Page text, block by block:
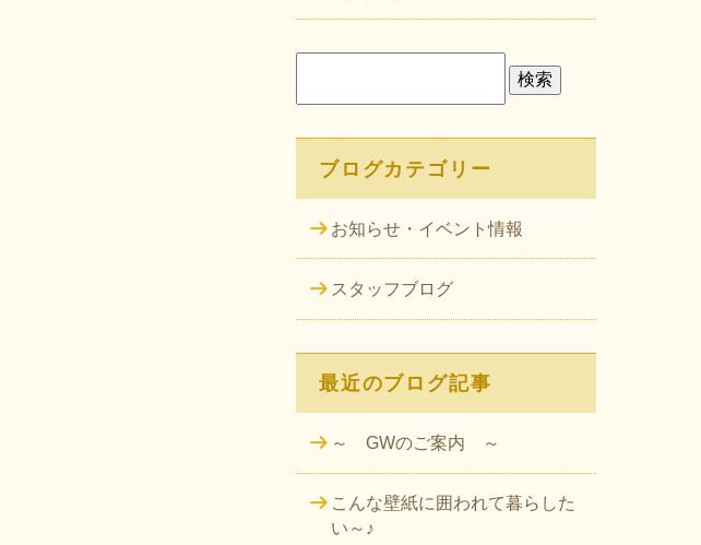
ブログカテゴリー
お知らせ・イベント情報
スタッフブログ
最近のブログ記事
～ GWのご案内 ～
こんな壁紙に囲われて暮らした
い～♪